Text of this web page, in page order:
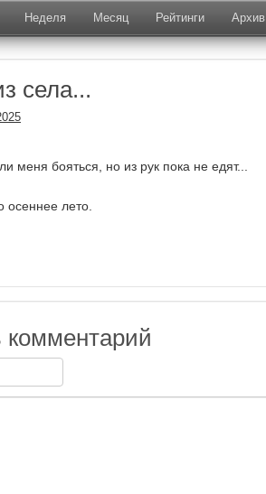
Неделя Месяц Рейтинги Архив
села...
меня бояться, но из рук пока не едят...
осеннее лето.
комментарий